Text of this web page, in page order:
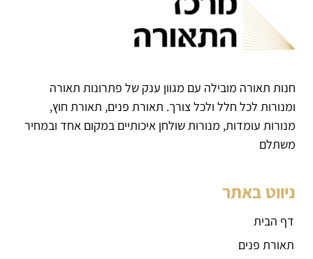
חנות תאורה מובילה עם מגוון ענק של פתרונות תאורה
ומנורות לכל חלל ולכל צורך. תאורת פנים, תאורת חוץ,
מנורות עומדות, מנורות שולחן איכותיים במקום אחד ובמחיר
משתלם
ניווט באתר
דף הבית
תאורת פנים